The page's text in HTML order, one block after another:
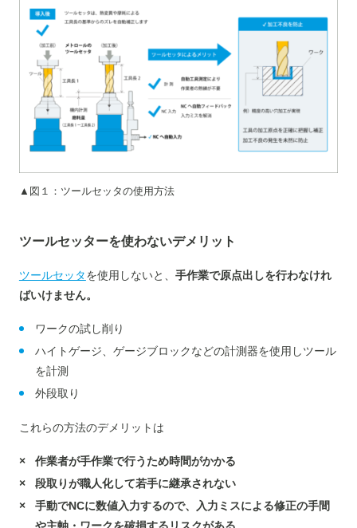
▲図１：ツールセッタの使用方法
ツールセッターを使わないデメリット
ツールセッタを使用しないと、 手作業で原点出しを行わなけれ
ばいけません。
ワークの試し削り
ハイトゲージ、ゲージブロックなどの計測器を使用しツール
を計測
外段取り
これらの方法のデメリットは
作業者が手作業で行うため時間がかかる
段取りが職人化して若手に継承されない
手動でNCに数値入力するので、入力ミスによる修正の手間